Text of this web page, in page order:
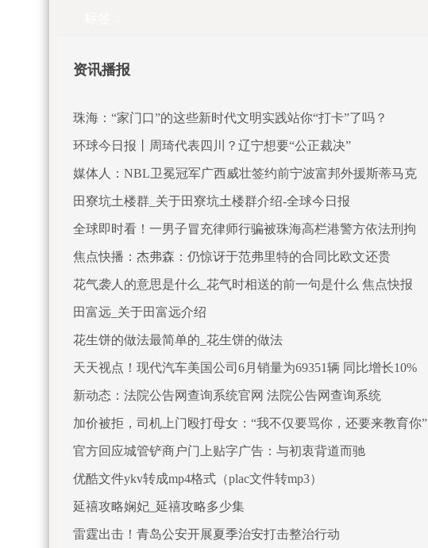
资讯播报
珠海：“家门口”的这些新时代文明实践站你“打卡”了吗？
环球今日报丨周琦代表四川？辽宁想要“公正裁决”
媒体人：NBL卫冕冠军广西威壮签约前宁波富邦外援斯蒂马克
田寮坑土楼群_关于田寮坑土楼群介绍-全球今日报
全球即时看！一男子冒充律师行骗被珠海高栏港警方依法刑拘
焦点快播：杰弗森：仍惊讶于范弗里特的合同比欧文还贵
花气袭人的意思是什么_花气时相送的前一句是什么 焦点快报
田富远_关于田富远介绍
花生饼的做法最简单的_花生饼的做法
天天视点！现代汽车美国公司6月销量为69351辆 同比增长10%
新动态：法院公告网查询系统官网 法院公告网查询系统
加价被拒，司机上门殴打母女：“我不仅要骂你，还要来教育你”
官方回应城管铲商户门上贴字广告：与初衷背道而驰
优酷文件ykv转成mp4格式（plac文件转mp3）
延禧攻略娴妃_延禧攻略多少集
雷霆出击！青岛公安开展夏季治安打击整治行动